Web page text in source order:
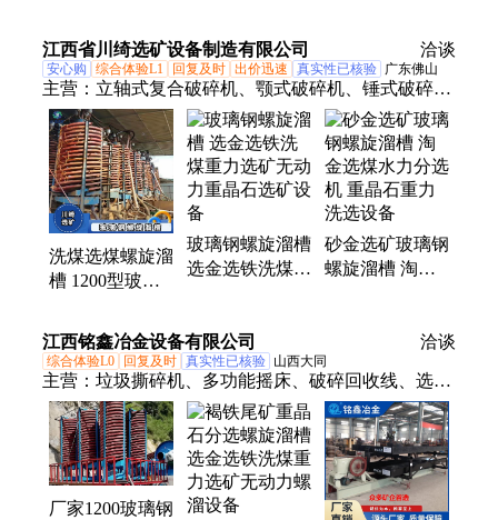
重晶石重力选矿
设备
选机
江西省川绮选矿设备制造有限公司 洽谈
安心购 综合体验L1 回复及时 出价迅速 真实性已核验 广东佛山
主营： 立轴式复合破碎机、颚式破碎机、锤式破碎
机、螺旋溜槽、反击式破碎机、对辊破碎机、球磨
机、湿式铜米分离机、螺旋洗沙筛沙一体、脱水筛、
螺旋洗沙机、轮斗洗沙机、槽式洗矿机、滚筒筛、振
动筛、水力旋流器、脱泥斗、螺旋输送机、6s摇床、
跳汰机、渣浆泵、水套式离心机、浮选机、磁选机、
除铁器
洗煤选煤螺旋溜
槽 1200型玻璃
石选矿分离设备
玻璃钢螺旋溜槽
选金选铁洗煤重
砂金选矿玻璃钢
螺旋溜槽 淘金
江西铭鑫冶金设备有限公司 洽谈
综合体验L0 回复及时 真实性已核验 山西大同
主营： 垃圾撕碎机、多功能摇床、破碎回收线、选矿
摇床、废旧板粉碎机、回收粉碎设备、废物回收撕碎
机、成套设备干电池
厂家1200玻璃钢